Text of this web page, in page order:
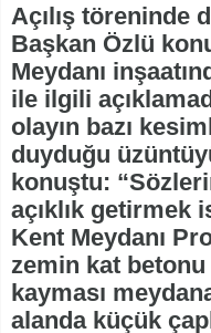
Açılış töreninde
Başkan Özlü
Meydanı
ile ilgili
olayın bazı
duyduğu
konuştu:
açıklık getirmek
Kent Meydanı
zemin kat betonu
kayması
alanda küçük